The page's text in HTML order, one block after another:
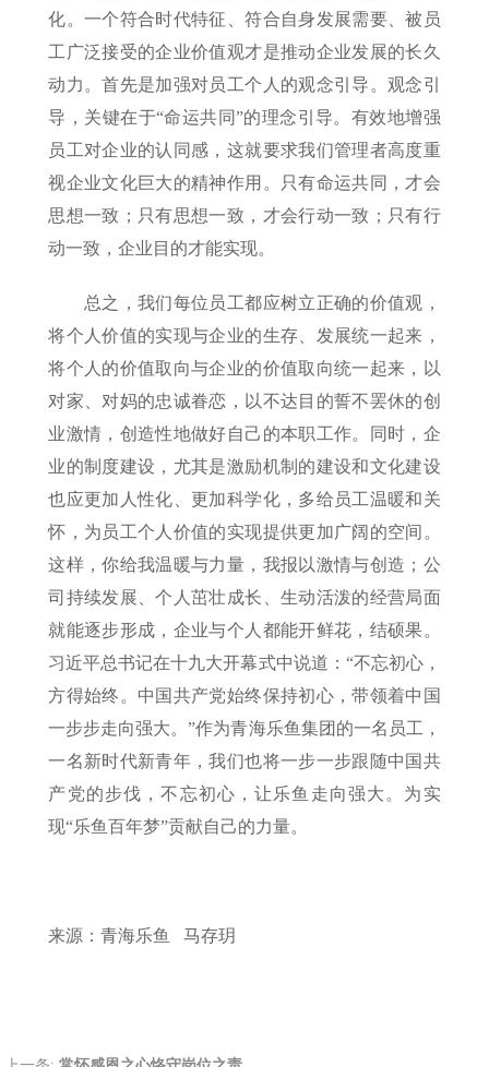
化。一个符合时代特征、符合自身发展需要、被员
工广泛接受的企业价值观才是推动企业发展的长久
动力。首先是加强对员工个人的观念引导。观念引
导，关键在于“命运共同”的理念引导。有效地增强
员工对企业的认同感，这就要求我们管理者高度重
视企业文化巨大的精神作用。只有命运共同，才会
思想一致；只有思想一致，才会行动一致；只有行
动一致，企业目的才能实现。
总之，我们每位员工都应树立正确的价值观，
将个人价值的实现与企业的生存、发展统一起来，
将个人的价值取向与企业的价值取向统一起来，以
对家、对妈的忠诚眷恋，以不达目的誓不罢休的创
业激情，创造性地做好自己的本职工作。同时，企
业的制度建设，尤其是激励机制的建设和文化建设
也应更加人性化、更加科学化，多给员工温暖和关
怀，为员工个人价值的实现提供更加广阔的空间。
这样，你给我温暖与力量，我报以激情与创造；公
司持续发展、个人茁壮成长、生动活泼的经营局面
就能逐步形成，企业与个人都能开鲜花，结硕果。
习近平总书记在十九大开幕式中说道：“不忘初心，
方得始终。中国共产党始终保持初心，带领着中国
一步步走向强大。”作为青海乐鱼集团的一名员工，
一名新时代新青年，我们也将一步一步跟随中国共
产党的步伐，不忘初心，让乐鱼走向强大。为实
现“乐鱼百年梦”贡献自己的力量。
来源：青海乐鱼 马存玥